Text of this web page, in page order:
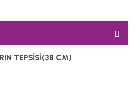
TEPSİSİ(38 CM)